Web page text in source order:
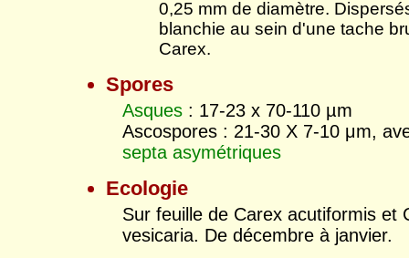
0,25 mm de diamètre.
blanchie au sein d'une tache
Carex.
Spores
Asques : 17-23 x 70-110 µm
Ascospores : 21-30 X 7-10 μm,
septa asymétriques
Ecologie
Sur feuille de Carex acutiformis et
vesicaria. De décembre à janvier.